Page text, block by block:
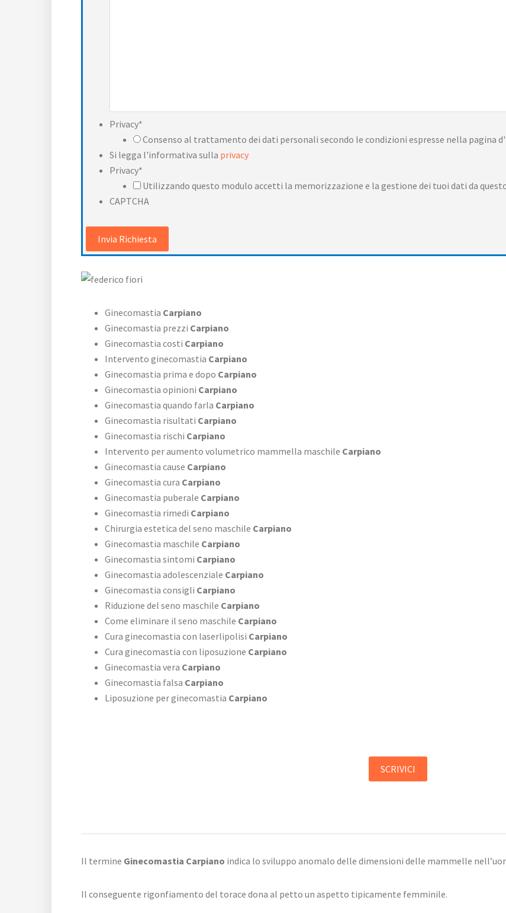
Privacy*
Consenso al trattamento dei dati personali secondo le condizioni espresse nella pagina
Si legga l'informativa sulla privacy
Privacy*
Utilizzando questo modulo accetti la memorizzazione e la gestione dei tuoi dati da
CAPTCHA
Ginecomastia Carpiano
Ginecomastia prezzi Carpiano
Ginecomastia costi Carpiano
Intervento ginecomastia Carpiano
Ginecomastia prima e dopo Carpiano
Ginecomastia opinioni Carpiano
Ginecomastia quando farla Carpiano
Ginecomastia risultati Carpiano
Ginecomastia rischi Carpiano
Intervento per aumento volumetrico mammella maschile Carpiano
Ginecomastia cause Carpiano
Ginecomastia cura Carpiano
Ginecomastia puberale Carpiano
Ginecomastia rimedi Carpiano
Chirurgia estetica del seno maschile Carpiano
Ginecomastia maschile Carpiano
Ginecomastia sintomi Carpiano
Ginecomastia adolescenziale Carpiano
Ginecomastia consigli Carpiano
Riduzione del seno maschile Carpiano
Come eliminare il seno maschile Carpiano
Cura ginecomastia con laserlipolisi Carpiano
Cura ginecomastia con liposuzione Carpiano
Ginecomastia vera Carpiano
Ginecomastia falsa Carpiano
Liposuzione per ginecomastia Carpiano
SCRIVICI
Il termine Ginecomastia Carpiano indica lo sviluppo anomalo delle dimensioni delle mammelle
Il conseguente rigonfiamento del torace dona al petto un aspetto tipicamente femminile.